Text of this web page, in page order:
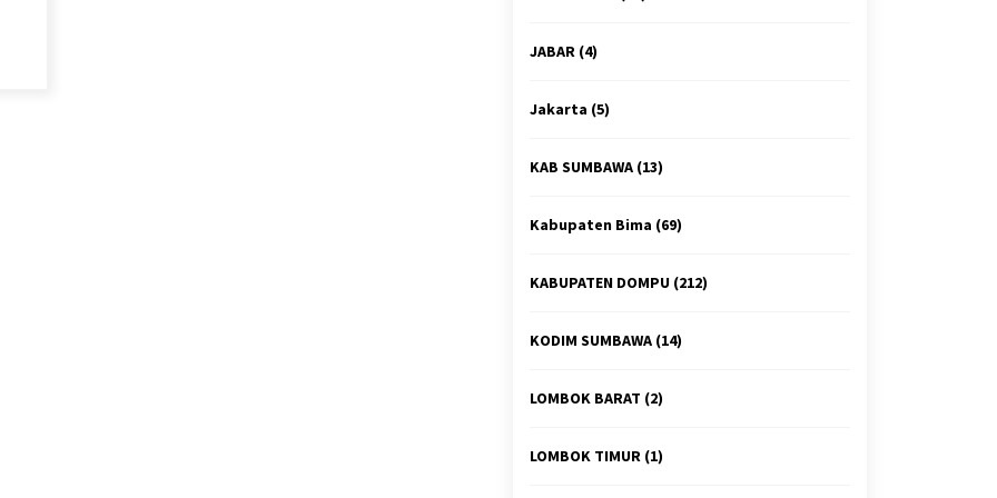
JABAR (4)
Jakarta (5)
KAB SUMBAWA (13)
Kabupaten Bima (69)
KABUPATEN DOMPU (212)
KODIM SUMBAWA (14)
LOMBOK BARAT (2)
LOMBOK TIMUR (1)